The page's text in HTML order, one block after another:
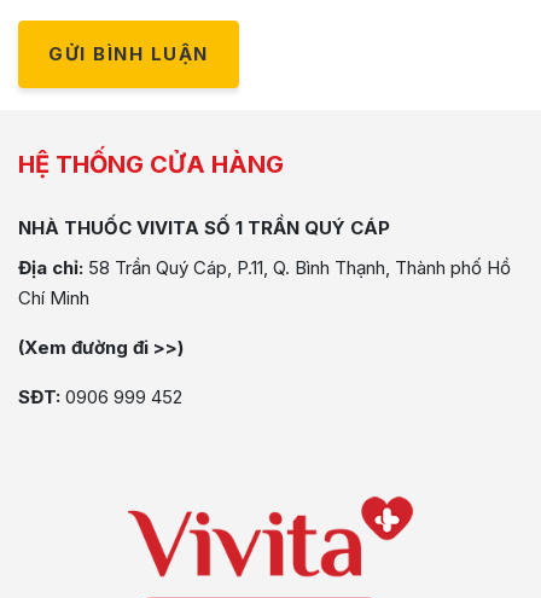
GỬI BÌNH LUẬN
HỆ THỐNG CỬA HÀNG
NHÀ THUỐC VIVITA SỐ 1 TRẦN QUÝ CÁP
Địa chỉ: 58 Trần Quý Cáp, P.11, Q. Bình Thạnh, Thành phố Hồ
Chí Minh
(Xem đường đi >>)
SĐT: 0906 999 452